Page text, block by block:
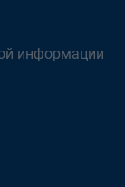
информации